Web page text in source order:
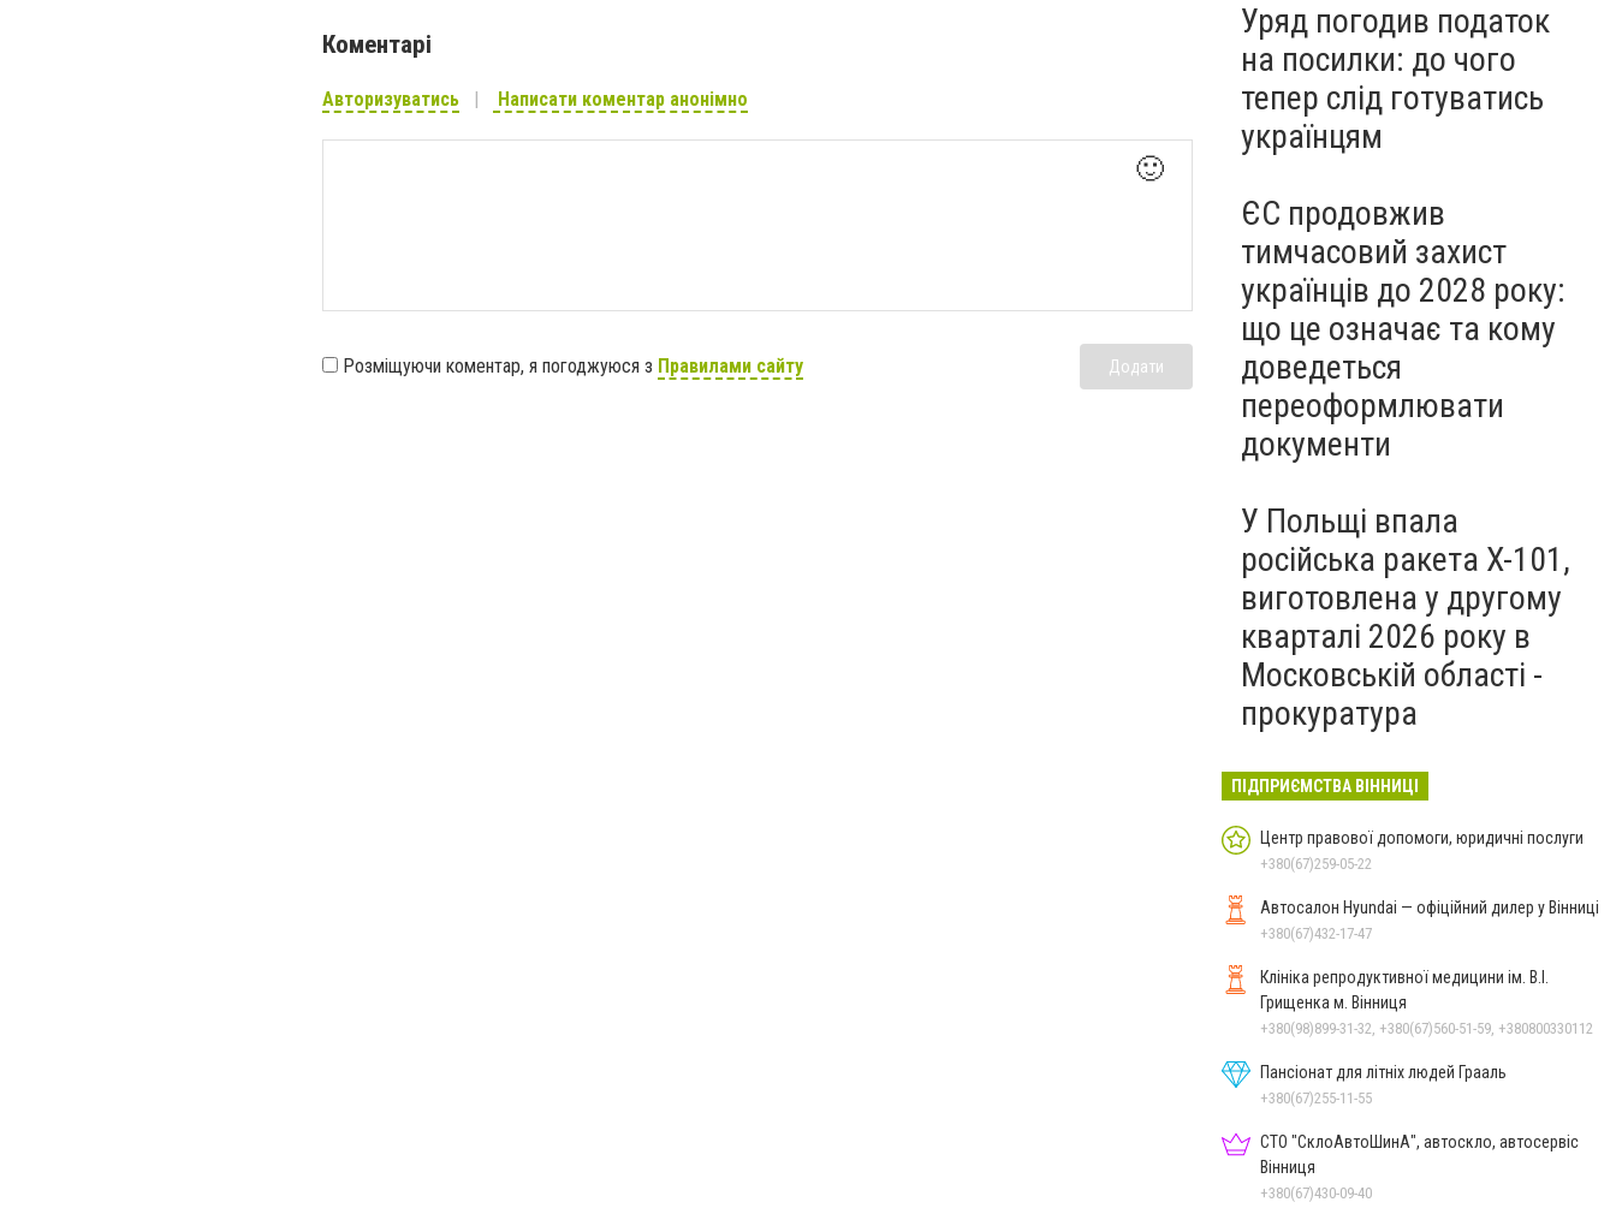
Коментарі
Авторизуватись Написати коментар анонімно
🙂
Розміщуючи коментар, я погоджуюся з Правилами сайту Додати
Уряд погодив податок
на посилки: до чого
тепер слід готуватись
українцям
ЄС продовжив
тимчасовий захист
українців до 2028 року:
що це означає та кому
доведеться
переоформлювати
документи
У Польщі впала
російська ракета X-101,
виготовлена у другому
кварталі 2026 року в
Московській області -
прокуратура
ПІДПРИЄМСТВА ВІННИЦІ
Центр правової допомоги, юридичні послуги
+380(67)259-05-22
Автосалон Hyundai — офіційний дилер у Вінниці
+380(67)432-17-47
Клініка репродуктивної медицини ім. В.І.
Грищенка м. Вінниця
+380(98)899-31-32, +380(67)560-51-59, +380800330112
Пансіонат для літніх людей Грааль
+380(67)255-11-55
СТО "СклоАвтоШинА", автоскло, автосервіс
Вінниця
+380(67)430-09-40